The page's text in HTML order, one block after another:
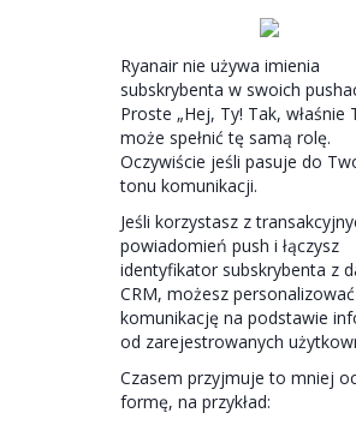
Ryanair nie używa imienia
subskrybenta w swoich
Proste „Hej, Ty! Tak, właśnie
może spełnić tę samą rolę.
Oczywiście jeśli pasuje do
tonu komunikacji.
Jeśli korzystasz z
powiadomień push i łączysz
identyfikator subskrybenta z
CRM, możesz personalizować
komunikację na podstawie
od zarejestrowanych
Czasem przyjmuje to mniej
formę, na przykład: